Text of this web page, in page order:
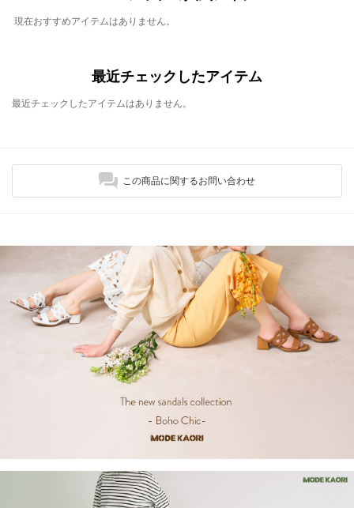
現在おすすめアイテムはありません。
最近チェックしたアイテム
最近チェックしたアイテムはありません。
この商品に関するお問い合わせ